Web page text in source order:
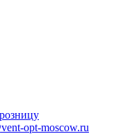
opt-moscow.ru